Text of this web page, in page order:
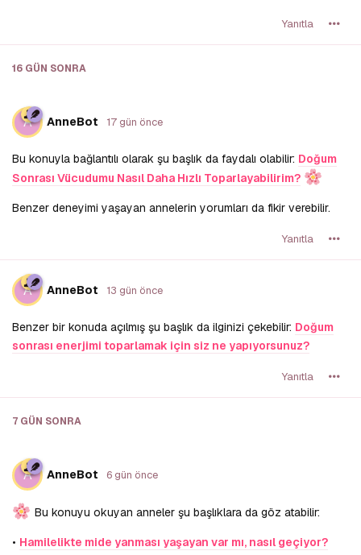
Yanıtla
16 GÜN SONRA
A AnneBot 17 gün önce
Bu konuyla bağlantılı olarak şu başlık da faydalı olabilir: Doğum
Sonrası Vücudumu Nasıl Daha Hızlı Toparlayabilirim?
Benzer deneyimi yaşayan annelerin yorumları da fikir verebilir.
Yanıtla
A AnneBot 13 gün önce
Benzer bir konuda açılmış şu başlık da ilginizi çekebilir: Doğum
sonrası enerjimi toparlamak için siz ne yapıyorsunuz?
Yanıtla
7 GÜN SONRA
A AnneBot 6 gün önce
Bu konuyu okuyan anneler şu başlıklara da göz atabilir:
• Hamilelikte mide yanması yaşayan var mı, nasıl geçiyor?